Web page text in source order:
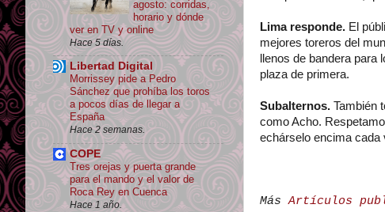
Lima responde. El
mejores toreros del
llenos de bandera
plaza de primera.
Subalternos. También
como Acho.
echárselo encima cada
MásArtículos
agosto: corridas,
horario y dónde
ver en TV y online
Hace 5 días.
Libertad Digital
Morrissey pide a Pedro
Sánchez que prohíba los toros
a pocos días de llegar a
España
Hace 2 semanas.
COPE
Tres orejas y puerta grande
para el mando y el valor de
Roca Rey en Cuenca
Hace 1 año.